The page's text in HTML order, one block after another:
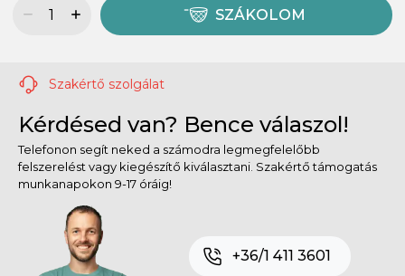
SZÁKOLOM
Szakértő szolgálat
Kérdésed van? Bence válaszol!
Telefonon segít neked a számodra legmegfelelőbb
felszerelést vagy kiegészítő kiválasztani. Szakértő támogatás
munkanapokon 9-17 óráig!
+36/1 411 3601